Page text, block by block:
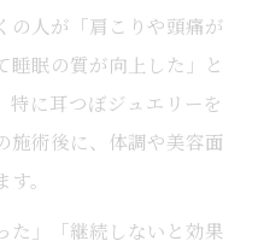
の人が「肩こりや頭痛が
睡眠の質が向上した」と
特に耳つぼジュエリーを
施術後に、体調や美容面
。
た」「継続しないと効果